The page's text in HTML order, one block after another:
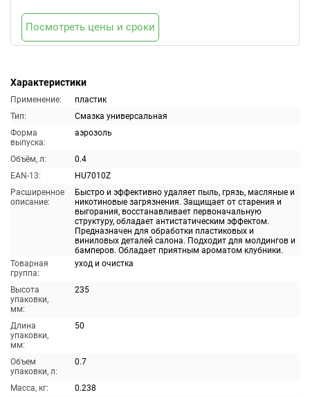
Характеристики
Применение:
пластик
Тип:
Смазка универсальная
Форма
выпуска:
аэрозоль
Объём, л:
0.4
EAN-13:
HU7010Z
Расширенное
описание:
Быстро и эффективно удаляет пыль, грязь, масляные и
никотиновые загрязнения. Защищает от старения и
выгорания, восстанавливает первоначальную
структуру, обладает антистатическим эффектом.
Предназначен для обработки пластиковых и
виниловых деталей салона. Подходит для молдингов и
бамперов. Обладает приятным ароматом клубники.
Товарная
группа:
уход и очистка
Высота
упаковки,
мм:
235
Длина
упаковки,
мм:
50
Объем
упаковки, л:
0.7
Масса, кг:
0.238
Посмотреть цены и сроки